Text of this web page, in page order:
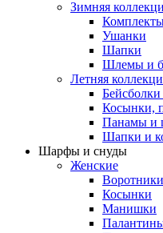
Зимняя
Ушанки
Шапки
Шлемы и
Летняя
Косынки,
Панамы и
Шапки и
Шарфы и снуды
Женские
Воротники
Косынки
Манишки